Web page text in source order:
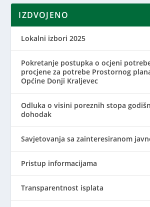
IZDVOJENO
Lokalni izbori 2025
Pokretanje postupka o ocjeni
procjene za potrebe Prostornog
Općine Donji Kraljevec
Odluka o visini poreznih stopa
dohodak
Savjetovanja sa zainteresiranom
Pristup informacijama
Transparentnost isplata